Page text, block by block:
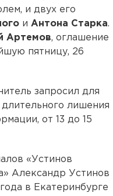
и двух его
и Антона Старка.
Артемов, оглашение
пятницу, 26
запросил для
лишения
от 13 до 15
«Устинов
Александр Устинов
в Екатеринбурге